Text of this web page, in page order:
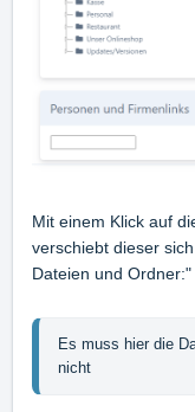
Mit einem Klick auf
verschiebt dieser
Dateien und Ordner:"
Es muss hier die
nicht